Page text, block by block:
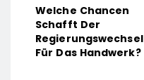
Welche Chancen
Schafft Der
Regierungswechsel
Für Das Handwerk?